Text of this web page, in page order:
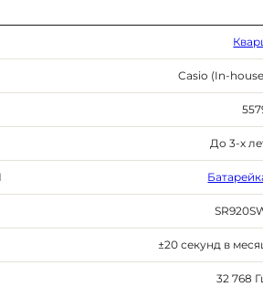
Casio (In-
До 3-х
±20 секунд в
32 768